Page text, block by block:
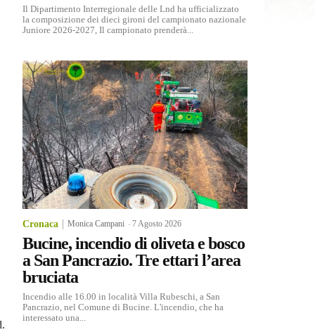
Il Dipartimento Interregionale delle Lnd ha ufficializzato
la composizione dei dieci gironi del campionato nazionale
Juniore 2026-2027, Il campionato prenderà...
Cronaca Monica Campani -7 Agosto 2026
Bucine, incendio di oliveta e bosco
a San Pancrazio. Tre ettari l’area
bruciata
Incendio alle 16.00 in località Villa Rubeschi, a San
Pancrazio, nel Comune di Bucine. L'incendio, che ha
interessato una...